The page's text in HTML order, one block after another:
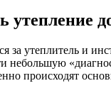
утепление
за утеплитель и
небольшую
происходят